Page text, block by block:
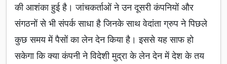
की आशंका हुई है। जांचकर्ताओं ने उन दूसरी कंपनियों और
संगठनों से भी संपर्क साधा है जिनके साथ वेदांता ग्रुप ने पिछले
कुछ समय में पैसों का लेन देन किया है। इससे यह साफ हो
सकेगा कि क्या कंपनी ने विदेशी मुद्रा के लेन देन में देश के तय